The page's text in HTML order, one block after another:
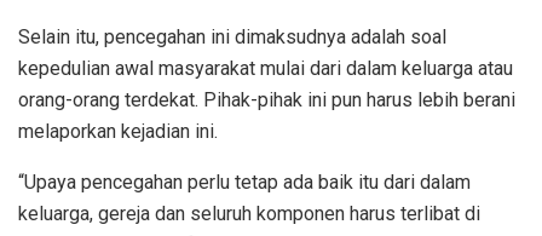
Selain itu, pencegahan ini dimaksudnya adalah soal
kepedulian awal masyarakat mulai dari dalam keluarga atau
orang-orang terdekat. Pihak-pihak ini pun harus lebih berani
melaporkan kejadian ini.
“Upaya pencegahan perlu tetap ada baik itu dari dalam
keluarga, gereja dan seluruh komponen harus terlibat di